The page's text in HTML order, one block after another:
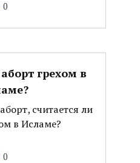
0
грехом в
считается ли
в Исламе?
0